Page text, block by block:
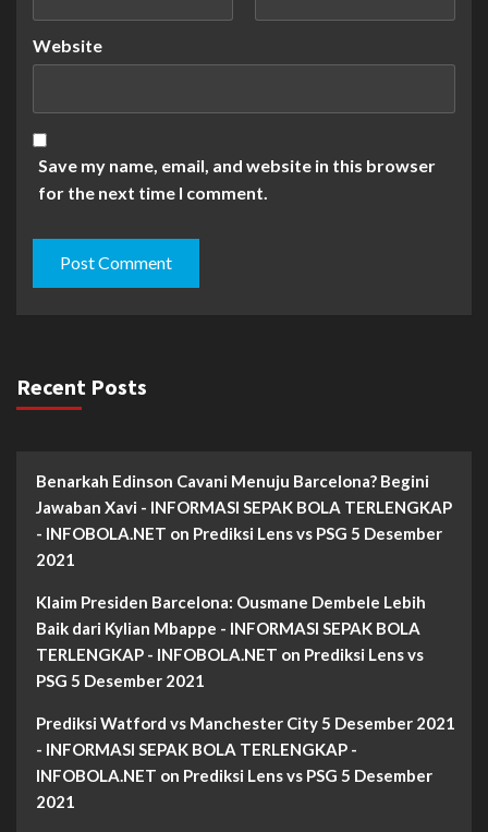
Website
Save my name, email, and website in this browser
for the next time I comment.
Recent Posts
Benarkah Edinson Cavani Menuju Barcelona? Begini
Jawaban Xavi - INFORMASI SEPAK BOLA TERLENGKAP
- INFOBOLA.NET on Prediksi Lens vs PSG 5 Desember
2021
Klaim Presiden Barcelona: Ousmane Dembele Lebih
Baik dari Kylian Mbappe - INFORMASI SEPAK BOLA
TERLENGKAP - INFOBOLA.NET on Prediksi Lens vs
PSG 5 Desember 2021
Prediksi Watford vs Manchester City 5 Desember 2021
- INFORMASI SEPAK BOLA TERLENGKAP -
INFOBOLA.NET on Prediksi Lens vs PSG 5 Desember
2021